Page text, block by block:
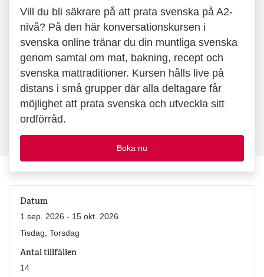
Vill du bli säkrare på att prata svenska på A2-
nivå? På den här konversationskursen i
svenska online tränar du din muntliga svenska
genom samtal om mat, bakning, recept och
svenska mattraditioner. Kursen hålls live på
distans i små grupper där alla deltagare får
möjlighet att prata svenska och utveckla sitt
ordförråd.
Boka nu
Datum
1 sep. 2026 - 15 okt. 2026
Tisdag, Torsdag
Antal tillfällen
14